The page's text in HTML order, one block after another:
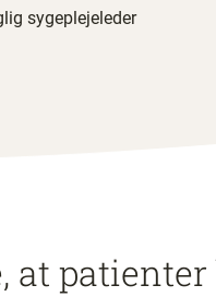
sygeplejeleder
at